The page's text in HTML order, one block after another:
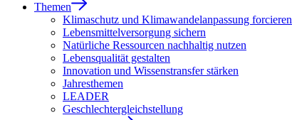
Themen
Klimaschutz und Klimawandelanpassung forcieren
Lebensmittelversorgung sichern
Natürliche Ressourcen nachhaltig nutzen
Lebensqualität gestalten
Innovation und Wissenstransfer stärken
Jahresthemen
LEADER
Geschlechtergleichstellung